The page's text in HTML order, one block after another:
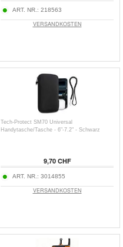
ART. NR.: 218563
VERSANDKOSTEN
Tech-Protect SM70 Universal
Handytasche/Tasche - 6"-7.2" - Schwarz
9,70 CHF
ART. NR.: 3014855
VERSANDKOSTEN